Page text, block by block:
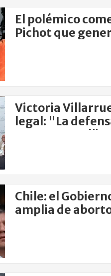
El polémico
Pichot que
Victoria
legal: "La defensa de la vida es una
causa central"
Chile: el
amplia de